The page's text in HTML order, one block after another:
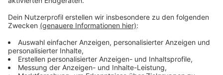
denen des Landeszentrums Gesundheit kommen kann.
Grund dafür sind technische Probleme bei der
Meldesoftware des LZG.
Anzeige